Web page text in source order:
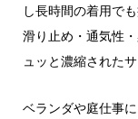
し長時間の着用で
滑り止め・通気性
ュッと濃縮されたサ
ベランダや庭仕事に